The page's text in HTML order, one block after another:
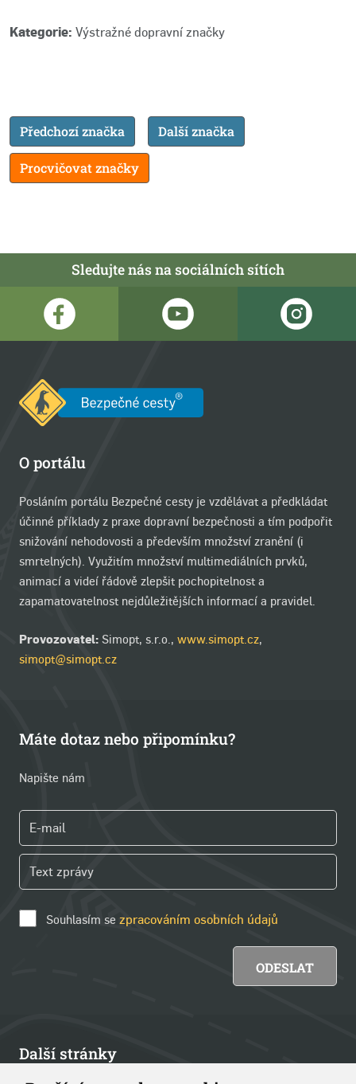
Kategorie: Výstražné dopravní značky
Předchozí značka Další značka
Procvičovat značky
Sledujte nás na sociálních sítích
O portálu
Posláním portálu Bezpečné cesty je vzdělávat a předkládat
účinné příklady z praxe dopravní bezpečnosti a tím podpořit
snižování nehodovosti a především množství zranění (i
smrtelných). Využitím množství multimediálních prvků,
animací a videí řádově zlepšit pochopitelnost a
zapamatovatelnost nejdůležitějších informací a pravidel.
Provozovatel: Simopt, s.r.o., www.simopt.cz,
simopt@simopt.cz
Máte dotaz nebo připomínku?
Napište nám
Souhlasím se zpracováním osobních údajů
Další stránky